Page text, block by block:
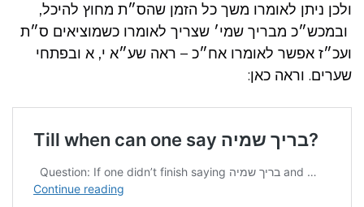
ולכן ניתן לאומרו משך כל הזמן שהס״ת מחוץ להיכל,
ובמכש״כ מבריך שמי׳ שצריך לאומרו כשמוציאים ס״ת
ועכ״ז אפשר לאומרו אח״כ – ראה שע״א י, א ובפתחי
שערים. וראה כאן: